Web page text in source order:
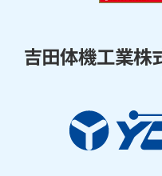
吉田体機工業株